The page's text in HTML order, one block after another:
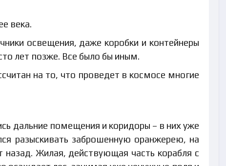
века.
освещения, даже коробки и контейнеры
лет позже. Все было бы иным.
на то, что проведет в космосе многие
дальние помещения и коридоры – в них уже
разыскивать заброшенную оранжерею, на
Жилая, действующая часть корабля с